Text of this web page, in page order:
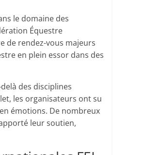
le domaine des
Équestre
de rendez-vous majeurs
en plein essor dans des
des disciplines
les organisateurs ont su
émotions. De nombreux
leur soutien,